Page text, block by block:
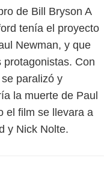
de Bill Bryson A
tenía el proyecto
Newman, y que
Con
paralizó y
la muerte de Paul
el film se llevara a
y Nick Nolte.